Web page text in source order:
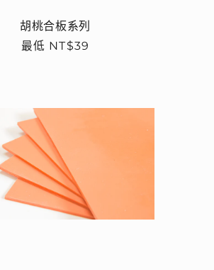
胡桃合板系列
定
最低 NT$39